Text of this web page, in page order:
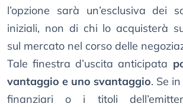
l’opzione sarà un’esclusiva dei
iniziali, non di chi lo acquisterà
sul mercato nel corso delle
Tale finestra d’uscita anticipata
vantaggio e uno svantaggio. Se
finanziari o i titoli